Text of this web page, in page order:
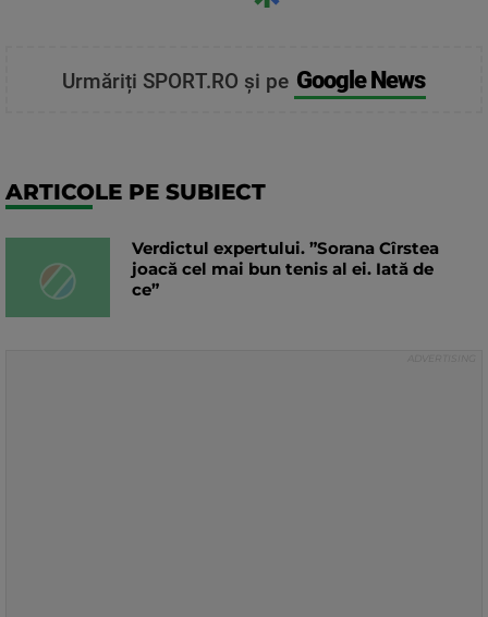
Urmăriți SPORT.RO și pe Google News
ARTICOLE PE SUBIECT
Verdictul expertului. ”Sorana Cîrstea
joacă cel mai bun tenis al ei. Iată de
ce”